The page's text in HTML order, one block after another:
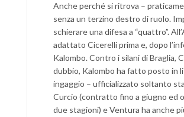
Anche perché si ritrova –
senza un terzino destro di ruolo.
schierare una difesa a “quattro”.
adattato Cicerelli prima e, dopo
Kalombo. Contro i silani di Braglia,
dubbio, Kalombo ha fatto posto in
ingaggio – ufficializzato soltanto
Curcio (contratto fino a giugno ed
due stagioni) e Ventura ha anche